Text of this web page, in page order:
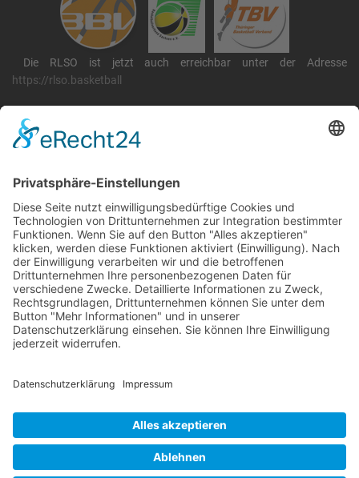
Die RLSO ist jetzt auch erreichbar unter der Adresse
https://rlso.basketball
RLSO Minikalender
August 2026
Mo Di Mi Do Fr Sa
So
3127 28 29 30 31 1
2
3310 11 12
26 27 28
3